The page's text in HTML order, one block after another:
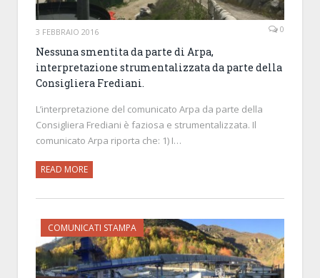
3 FEBBRAIO 2016 0
Nessuna smentita da parte di Arpa,
interpretazione strumentalizzata da parte della
Consigliera Frediani.
L’interpretazione del comunicato Arpa da parte della
Consigliera Frediani è faziosa e strumentalizzata. Il
comunicato Arpa riporta che: 1) I…
READ MORE
COMUNICATI STAMPA